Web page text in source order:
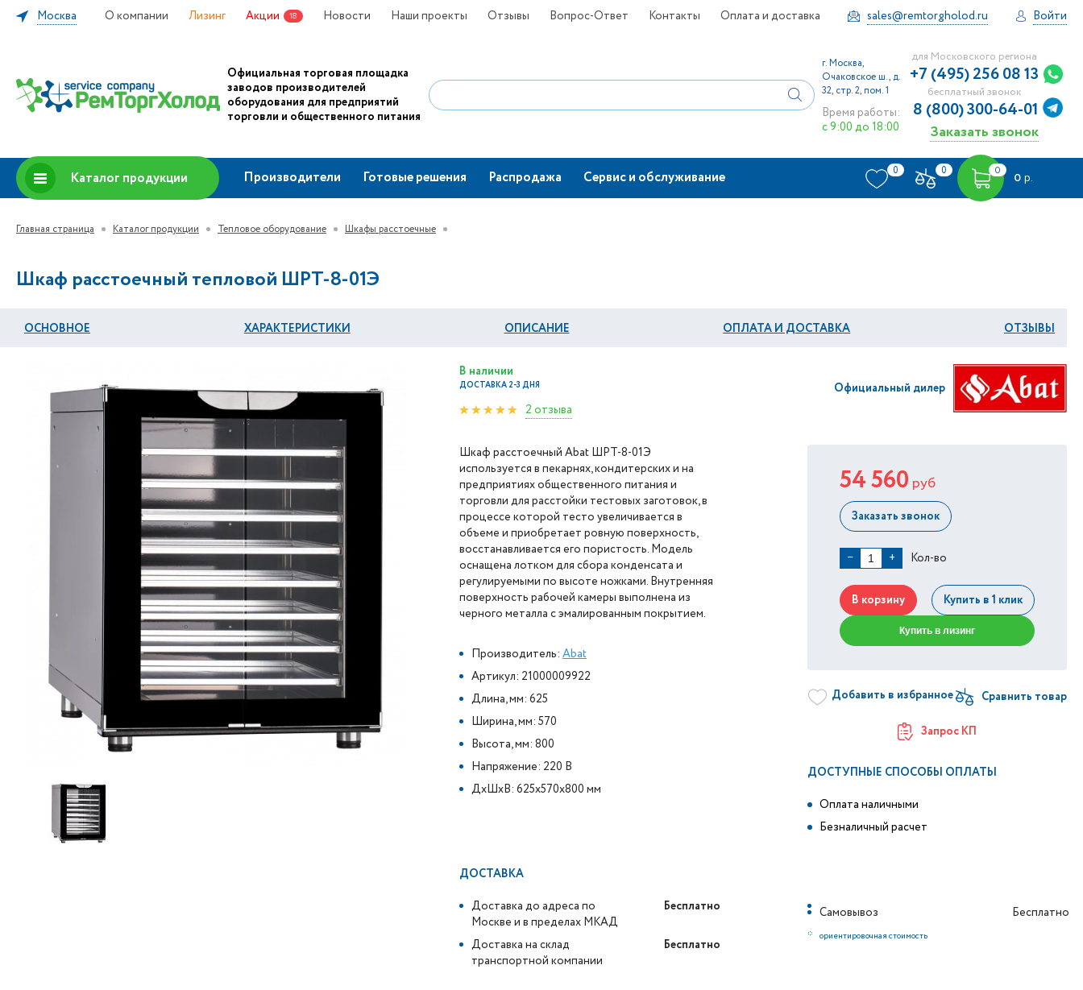
Москва О компании Лизинг Акции 18 Новости Наши проекты Отзывы Вопрос-Ответ Контакты Оплата и доставка sales@remtorgholod.ru Войти
Официальная торговая площадка
заводов производителей
оборудования для предприятий
торговли и общественного питания
г. Москва,
Очаковское ш., д.
32, стр. 2, пом. 1
Время работы:
с 9:00 до 18:00
для Московского региона
+7 (495) 256 08 13
бесплатный звонок
8 (800) 300-64-01
Заказать звонок
Каталог продукции Производители Готовые решения Распродажа Сервис и обслуживание 0 0 0
0 р.
Главная страница Каталог продукции Тепловое оборудование Шкафы расстоечные
Шкаф расстоечный тепловой ШРТ-8-01Э
ОСНОВНОЕ ХАРАКТЕРИСТИКИ ОПИСАНИЕ ОПЛАТА И ДОСТАВКА ОТЗЫВЫ
В наличии
ДОСТАВКА 2-3 ДНЯ
2 отзыва
Официальный дилер
Шкаф расстоечный Abat ШРТ-8-01Э
используется в пекарнях, кондитерских и на
предприятиях общественного питания и
торговли для расстойки тестовых заготовок, в
процессе которой тесто увеличивается в
объеме и приобретает ровную поверхность,
восстанавливается его пористость. Модель
оснащена лотком для сбора конденсата и
регулируемыми по высоте ножками. Внутренняя
поверхность рабочей камеры выполнена из
черного металла с эмалированным покрытием.
Производитель: Abat
Артикул: 21000009922
Длина, мм: 625
Ширина, мм: 570
Высота, мм: 800
Напряжение: 220 В
ДxШxВ: 625x570x800 мм
54 560 руб
Заказать звонок
− + Кол-во
В корзину Купить в 1 клик
Купить в лизинг
Добавить в избранное
Запрос КП
ДОСТУПНЫЕ СПОСОБЫ ОПЛАТЫ
Оплата наличными
Безналичный расчет
ДОСТАВКА
Доставка до адреса по
Москве и в пределах МКАД
Бесплатно
Доставка на склад
транспортной компании
Бесплатно
Самовывоз
Бесплатно
* ориентировочная стоимость